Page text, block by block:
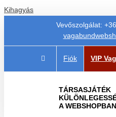
Kihagyás
Vevőszolgálat:
Fiók VIP
TÁRSASJÁTÉK
A WEBSHOPBAN